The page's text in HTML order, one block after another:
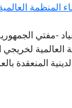
-مفتي
المنعقدة